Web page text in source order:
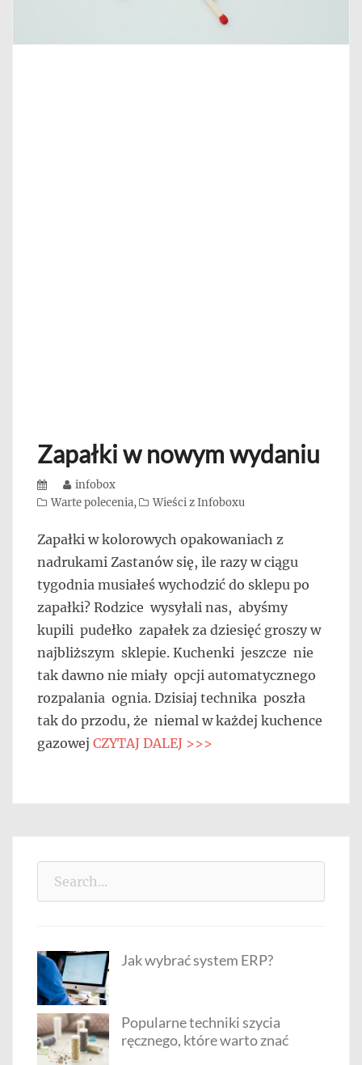
Zapałki w nowym wydaniu
Posted
on
Author
infobox
Categories
Warte polecenia, Wieści z Infoboxu
Zapałki w kolorowych opakowaniach z
nadrukami Zastanów się, ile razy w ciągu
tygodnia musiałeś wychodzić do sklepu po
zapałki? Rodzice wysyłali nas, abyśmy
kupili pudełko zapałek za dziesięć groszy w
najbliższym sklepie. Kuchenki jeszcze nie
tak dawno nie miały opcji automatycznego
rozpalania ognia. Dzisiaj technika poszła
tak do przodu, że niemal w każdej kuchence
gazowej CZYTAJ DALEJ >>>
Jak wybrać system ERP?
Popularne techniki szycia
ręcznego, które warto znać